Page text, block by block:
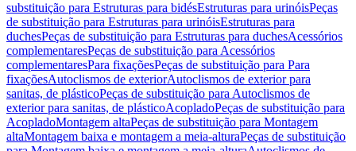
substituição para Estruturas para bidésEstruturas para urinóisPeças
de substituição para Estruturas para urinóisEstruturas para
duchesPeças de substituição para Estruturas para duchesAcessórios
complementaresPeças de substituição para Acessórios
complementaresPara fixaçõesPeças de substituição para Para
fixaçõesAutoclismos de exteriorAutoclismos de exterior para
sanitas, de plásticoPeças de substituição para Autoclismos de
exterior para sanitas, de plásticoAcopladoPeças de substituição para
AcopladoMontagem altaPeças de substituição para Montagem
altaMontagem baixa e montagem a meia-alturaPeças de substituição